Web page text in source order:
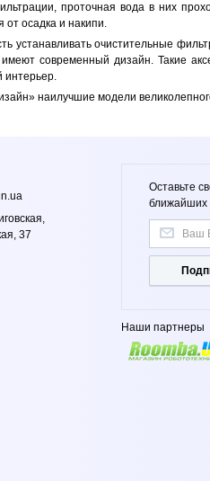
проточная вода в них
от осадка и накипи.
устанавливать очистительные
современный дизайн. Такие
интерьер.
наилучшие модели
37
Оставьте
ближайших
Наши партнеры